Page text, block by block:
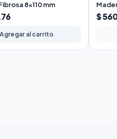
8x110 mm
Agregar al carrito
$